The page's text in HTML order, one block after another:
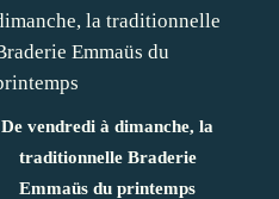
De vendredi à dimanche, la
traditionnelle Braderie
Emmaüs du printemps